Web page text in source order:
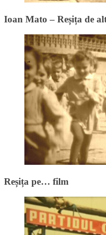
Ioan Mato – Reșița de
Reșița pe… film